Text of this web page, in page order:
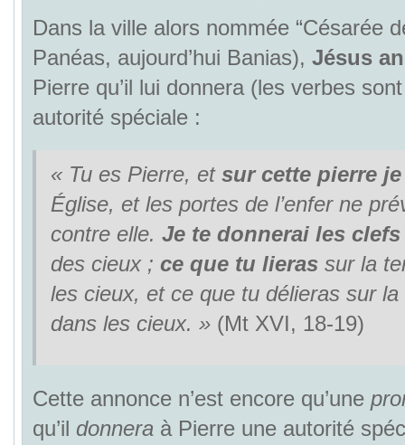
Dans la ville alors nommée “Césarée
Panéas, aujourd’hui Banias), Jésus
Pierre qu’il lui donnera (les verbes
autorité spéciale :
« Tu es Pierre, et sur cette pierre
Église, et les portes de l’enfer ne
contre elle. Je te donnerai les clefs
des cieux ; ce que tu lierassur la
les cieux, et ce que tu délieras sur
dans les cieux. » (Mt XVI, 18-19)
Cette annonce n’est encore qu’une
qu’il donneraà Pierre une autorité